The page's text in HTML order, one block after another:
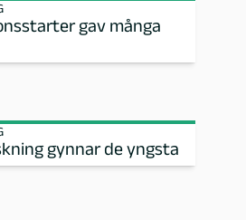
gav många
gynnar de yngsta